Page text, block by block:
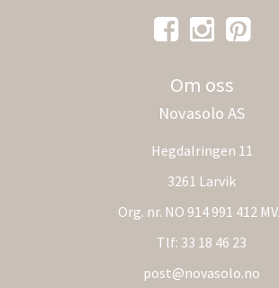
Om oss
Novasolo AS
Hegdalringen 11
3261 Larvik
Org. nr. NO 914 991 412
Tlf: 33 18 46 23
post@novasolo.no